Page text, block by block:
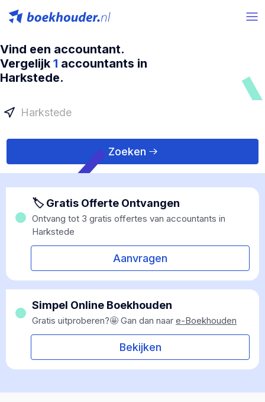
Vind een accountant.
Vergelijk 1 accountants in
Harkstede.
Zoeken
🏷 Gratis Offerte Ontvangen
Ontvang tot 3 gratis offertes van accountants in
Harkstede
Aanvragen
Simpel Online Boekhouden
Gratis uitproberen?🤩 Gan dan naar e-Boekhouden
Bekijken